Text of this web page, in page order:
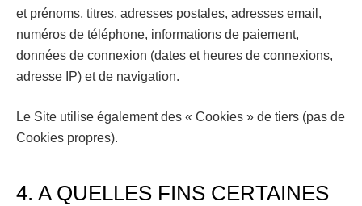
et prénoms, titres, adresses postales, adresses email,
numéros de téléphone, informations de paiement,
données de connexion (dates et heures de connexions,
adresse IP) et de navigation.
Le Site utilise également des « Cookies » de tiers (pas de
Cookies propres).
4. A QUELLES FINS CERTAINES